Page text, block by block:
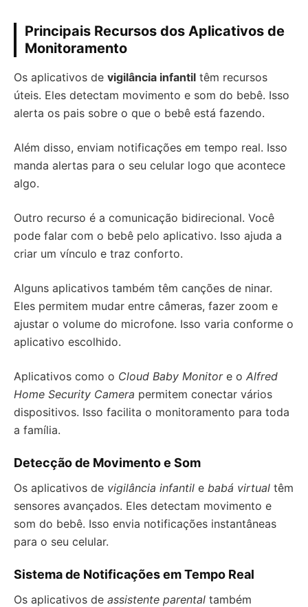
Principais Recursos dos Aplicativos de
Monitoramento
Os aplicativos de vigilância infantil têm recursos
úteis. Eles detectam movimento e som do bebê. Isso
alerta os pais sobre o que o bebê está fazendo.
Além disso, enviam notificações em tempo real. Isso
manda alertas para o seu celular logo que acontece
algo.
Outro recurso é a comunicação bidirecional. Você
pode falar com o bebê pelo aplicativo. Isso ajuda a
criar um vínculo e traz conforto.
Alguns aplicativos também têm canções de ninar.
Eles permitem mudar entre câmeras, fazer zoom e
ajustar o volume do microfone. Isso varia conforme o
aplicativo escolhido.
Aplicativos como o Cloud Baby Monitore o Alfred
Home Security Camera permitem conectar vários
dispositivos. Isso facilita o monitoramento para toda
a família.
Detecção de Movimento e Som
Os aplicativos de vigilância infantil e babá virtual têm
sensores avançados. Eles detectam movimento e
som do bebê. Isso envia notificações instantâneas
para o seu celular.
Sistema de Notificações em Tempo Real
Os aplicativos de assistente parental também